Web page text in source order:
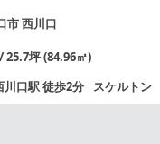
市西川口
25.7坪 (84.96㎡)
川口駅徒歩2分 スケルトン